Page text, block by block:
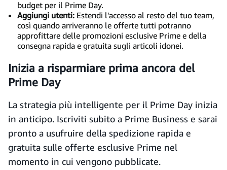
budget per il Prime Day.
Aggiungi utenti: Estendi l'accesso al resto del tuo team,
così quando arriveranno le offerte tutti potranno
approfittare delle promozioni esclusive Prime e della
consegna rapida e gratuita sugli articoli idonei.
Inizia a risparmiare prima ancora del
Prime Day
La strategia più intelligente per il Prime Day inizia
in anticipo. Iscriviti subito a Prime Business e sarai
pronto a usufruire della spedizione rapida e
gratuita sulle offerte esclusive Prime nel
momento in cui vengono pubblicate.